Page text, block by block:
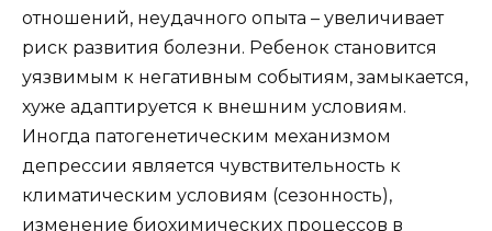
отношений, неудачного опыта – увеличивает
риск развития болезни. Ребенок становится
уязвимым к негативным событиям, замыкается,
хуже адаптируется к внешним условиям.
Иногда патогенетическим механизмом
депрессии является чувствительность к
климатическим условиям (сезонность),
изменение биохимических процессов в